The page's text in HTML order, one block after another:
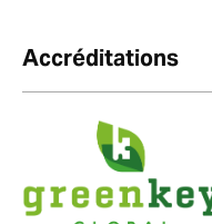
Accréditations